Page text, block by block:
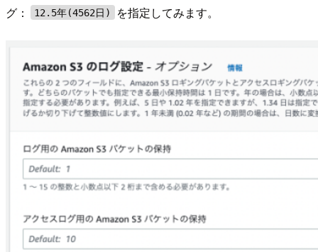
グ：
12.5年(4562日) を指定してみます。